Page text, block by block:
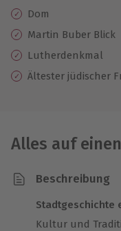
Dom
Martin Buber Blick
Lutherdenkmal
Ältester jüdischer
Alles auf
Beschreibung
Stadtgeschichte
Kultur und